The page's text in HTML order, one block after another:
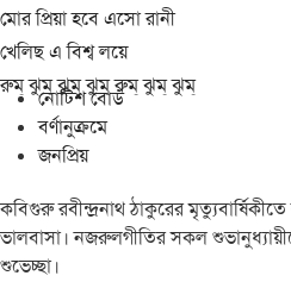
মোর প্রিয়া হবে এসো রানী
খেলিছ এ বিশ্ব লয়ে
রুম্ ঝুম্ ঝুম্ ঝুম্ রুম্ ঝুম্ ঝুম্
নোটিশ বোর্ড
বর্ণানুক্রমে
জনপ্রিয়
কবিগুরু রবীন্দ্রনাথ ঠাকুরের মৃত্যুবার্ষিকীতে
ভালবাসা। নজরুলগীতির সকল
শুভেচ্ছা।